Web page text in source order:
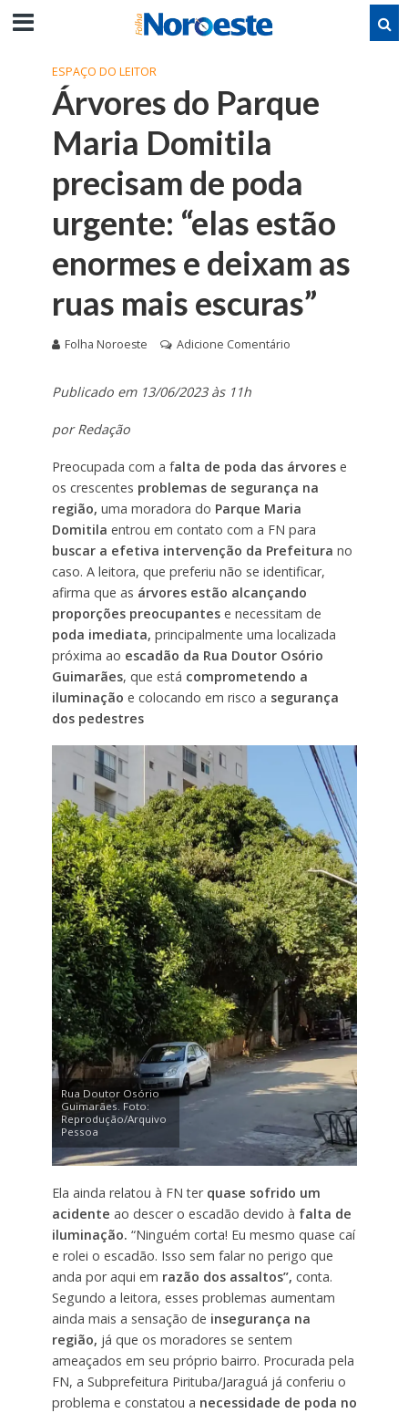
ESPAÇO DO LEITOR
Árvores do Parque
Maria Domitila
precisam de poda
urgente: “elas estão
enormes e deixam as
ruas mais escuras”
Folha Noroeste Adicione Comentário
Publicado em 13/06/2023 às 11h
por Redação
Preocupada com a falta de poda das árvorese
os crescentes problemas de segurança na
região, uma moradora do Parque Maria
Domitila entrou em contato com a FN para
buscar a efetiva intervenção da Prefeitura no
caso. A leitora, que preferiu não se identificar,
afirma que as árvores estão alcançando
proporções preocupantese necessitam de
poda imediata, principalmente uma localizada
próxima ao escadão da Rua Doutor Osório
Guimarães, que está comprometendo a
iluminação e colocando em risco a segurança
dos pedestres
Rua Doutor Osório
Guimarães. Foto:
Reprodução/Arquivo
Pessoa
Ela ainda relatou à FN ter quase sofrido um
acidente ao descer o escadão devido à falta de
iluminação. “Ninguém corta! Eu mesmo quase caí
e rolei o escadão. Isso sem falar no perigo que
anda por aqui em razão dos assaltos”, conta.
Segundo a leitora, esses problemas aumentam
ainda mais a sensação de insegurança na
região, já que os moradores se sentem
ameaçados em seu próprio bairro. Procurada pela
FN, a Subprefeitura Pirituba/Jaraguá já conferiu o
problema e constatou a necessidade de poda no